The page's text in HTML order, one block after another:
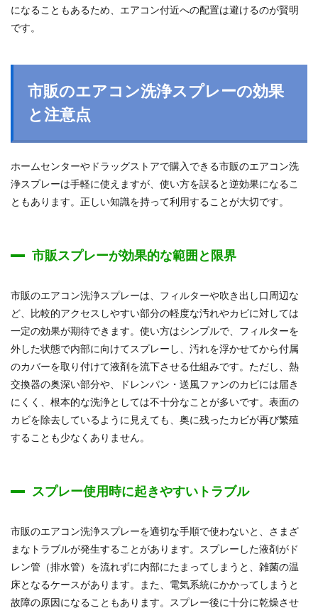
になることもあるため、エアコン付近への配置は避けるのが賢明
です。
市販のエアコン洗浄スプレーの効果
と注意点
ホームセンターやドラッグストアで購入できる市販のエアコン洗
浄スプレーは手軽に使えますが、使い方を誤ると逆効果になるこ
ともあります。正しい知識を持って利用することが大切です。
市販スプレーが効果的な範囲と限界
市販のエアコン洗浄スプレーは、フィルターや吹き出し口周辺な
ど、比較的アクセスしやすい部分の軽度な汚れやカビに対しては
一定の効果が期待できます。使い方はシンプルで、フィルターを
外した状態で内部に向けてスプレーし、汚れを浮かせてから付属
のカバーを取り付けて液剤を流下させる仕組みです。ただし、熱
交換器の奥深い部分や、ドレンパン・送風ファンのカビには届き
にくく、根本的な洗浄としては不十分なことが多いです。表面の
カビを除去しているように見えても、奥に残ったカビが再び繁殖
することも少なくありません。
スプレー使用時に起きやすいトラブル
市販のエアコン洗浄スプレーを適切な手順で使わないと、さまざ
まなトラブルが発生することがあります。スプレーした液剤がド
レン管（排水管）を流れずに内部にたまってしまうと、雑菌の温
床となるケースがあります。また、電気系統にかかってしまうと
故障の原因になることもあります。スプレー後に十分に乾燥させ